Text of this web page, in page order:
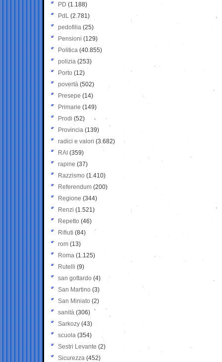
PD (1.188)
PdL (2.781)
pedofilia (25)
Pensioni (129)
Politica (40.855)
polizia (253)
Porto (12)
povertà (502)
Presepe (14)
Primarie (149)
Prodi (52)
Provincia (139)
radici e valori (3.682)
RAI (359)
rapine (37)
Razzismo (1.410)
Referendum (200)
Regione (344)
Renzi (1.521)
Repetto (46)
Rifiuti (84)
rom (13)
Roma (1.125)
Rutelli (9)
san gottardo (4)
San Martino (3)
San Miniato (2)
sanità (306)
Sarkozy (43)
scuola (354)
Sestri Levante (2)
Sicurezza (452)